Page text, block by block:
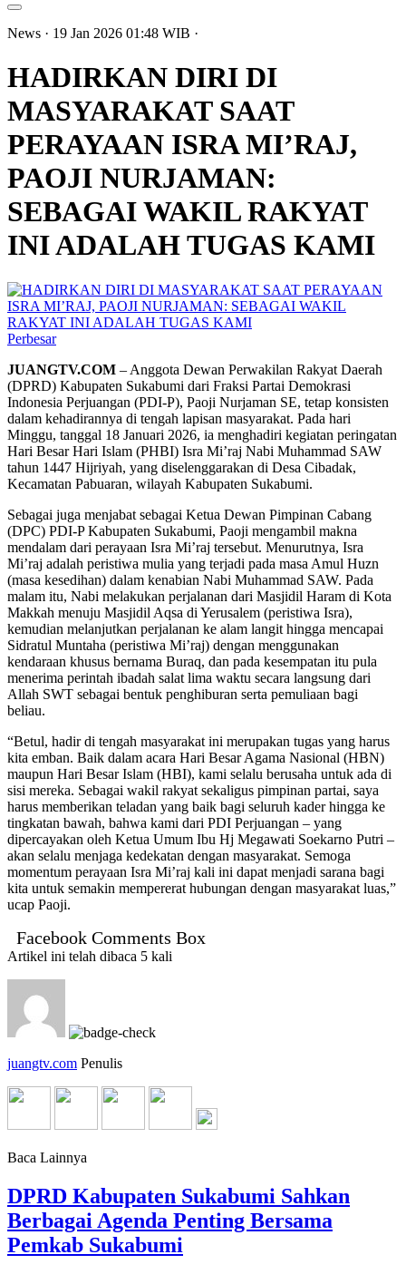
News · 19 Jan 2026 01:48 WIB ·
HADIRKAN DIRI DI
MASYARAKAT SAAT
PERAYAAN ISRA MI’RAJ,
PAOJI NURJAMAN:
SEBAGAI WAKIL RAKYAT
INI ADALAH TUGAS KAMI
Perbesar
JUANGTV.COM – Anggota Dewan Perwakilan Rakyat Daerah
(DPRD) Kabupaten Sukabumi dari Fraksi Partai Demokrasi
Indonesia Perjuangan (PDI-P), Paoji Nurjaman SE, tetap konsisten
dalam kehadirannya di tengah lapisan masyarakat. Pada hari
Minggu, tanggal 18 Januari 2026, ia menghadiri kegiatan peringatan
Hari Besar Hari Islam (PHBI) Isra Mi’raj Nabi Muhammad SAW
tahun 1447 Hijriyah, yang diselenggarakan di Desa Cibadak,
Kecamatan Pabuaran, wilayah Kabupaten Sukabumi.
Sebagai juga menjabat sebagai Ketua Dewan Pimpinan Cabang
(DPC) PDI-P Kabupaten Sukabumi, Paoji mengambil makna
mendalam dari perayaan Isra Mi’raj tersebut. Menurutnya, Isra
Mi’raj adalah peristiwa mulia yang terjadi pada masa Amul Huzn
(masa kesedihan) dalam kenabian Nabi Muhammad SAW. Pada
malam itu, Nabi melakukan perjalanan dari Masjidil Haram di Kota
Makkah menuju Masjidil Aqsa di Yerusalem (peristiwa Isra),
kemudian melanjutkan perjalanan ke alam langit hingga mencapai
Sidratul Muntaha (peristiwa Mi’raj) dengan menggunakan
kendaraan khusus bernama Buraq, dan pada kesempatan itu pula
menerima perintah ibadah salat lima waktu secara langsung dari
Allah SWT sebagai bentuk penghiburan serta pemuliaan bagi
beliau.
“Betul, hadir di tengah masyarakat ini merupakan tugas yang harus
kita emban. Baik dalam acara Hari Besar Agama Nasional (HBN)
maupun Hari Besar Islam (HBI), kami selalu berusaha untuk ada di
sisi mereka. Sebagai wakil rakyat sekaligus pimpinan partai, saya
harus memberikan teladan yang baik bagi seluruh kader hingga ke
tingkatan bawah, bahwa kami dari PDI Perjuangan – yang
dipercayakan oleh Ketua Umum Ibu Hj Megawati Soekarno Putri –
akan selalu menjaga kedekatan dengan masyarakat. Semoga
momentum perayaan Isra Mi’raj kali ini dapat menjadi sarana bagi
kita untuk semakin mempererat hubungan dengan masyarakat luas,”
ucap Paoji.
Facebook Comments Box
Artikel ini telah dibaca 5 kali
juangtv.com Penulis
Baca Lainnya
DPRD Kabupaten Sukabumi Sahkan
Berbagai Agenda Penting Bersama
Pemkab Sukabumi